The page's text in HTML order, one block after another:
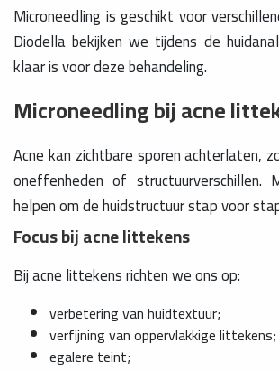
Microneedling is geschikt voor
Diodella bekijken we tijdens de
klaar is voor deze behandeling.
Microneedling bij acne
Acne kan zichtbare sporen achterlaten,
oneffenheden of structuurverschillen.
helpen om de huidstructuur stap voor
Focus bij acne littekens
Bij acne littekens richten we ons op:
verbetering van huidtextuur;
verfijning van oppervlakkige littekens;
egalere teint;